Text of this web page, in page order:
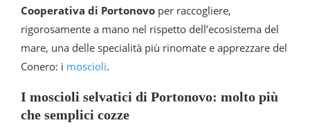
Cooperativa di Portonovo per raccogliere,
rigorosamente a mano nel rispetto dell’ecosistema del
mare, una delle specialità più rinomate e apprezzare del
Conero: i moscioli.
I moscioli selvatici di Portonovo: molto più
che semplici cozze